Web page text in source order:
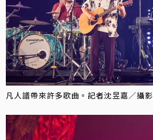
凡人譜帶來許多歌曲。記者沈昱嘉／攝影